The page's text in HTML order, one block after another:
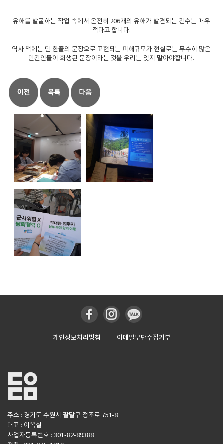
유해를 발굴하는 작업 속에서 온전히 206개의 유해가 발견되는 건수는 매우
적다고 합니다.
역사 책에는 단 한줄의 문장으로 표현되는 피해규모가 현실로는 무수히 많은
민간인들이 희생된 문장이라는 것을 우리는 잊지 말아야합니다.
개인정보처리방침 이메일무단수집거부
주소 : 경기도 수원시 팔달구 정조로 751-8
대표 : 이옥실
사업자등록번호 : 301-82-89388